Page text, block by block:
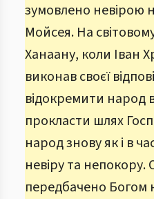
зумовлено невірою
Мойсея. На
Ханаану, коли Іван
виконав своєї
відокремити народ
прокласти шлях
народ знову як і в
невіру та непокору.
передбачено Богом